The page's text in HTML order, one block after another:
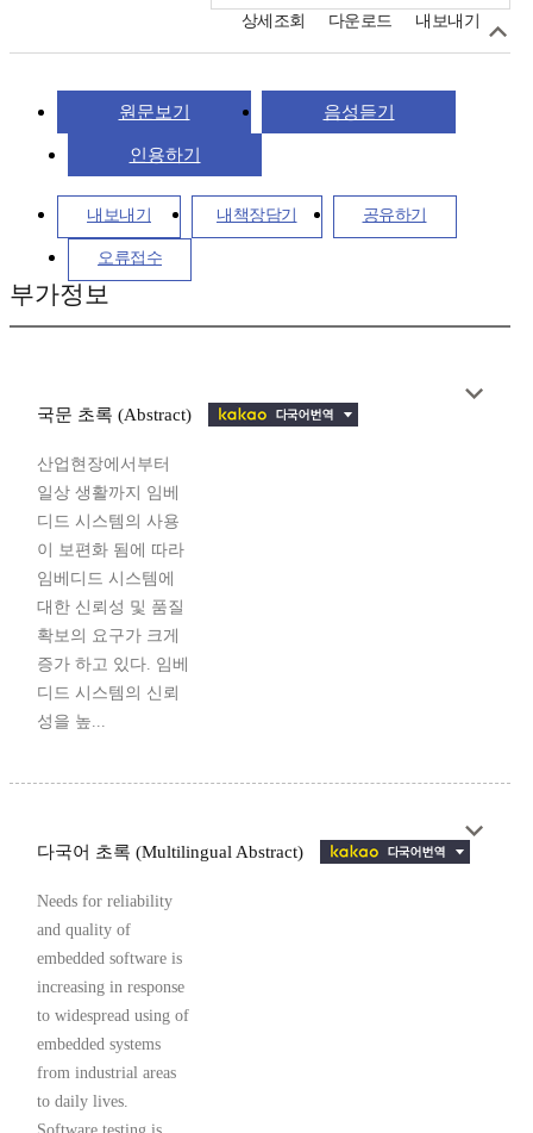
상세조회 다운로드 내보내기
원문보기 음성듣기
인용하기
내보내기 내책장담기 공유하기
오류접수
부가정보
국문 초록 (Abstract)
산업현장에서부터
일상 생활까지 임베
디드 시스템의 사용
이 보편화 됨에 따라
임베디드 시스템에
대한 신뢰성 및 품질
확보의 요구가 크게
증가 하고 있다. 임베
디드 시스템의 신뢰
성을 높...
다국어 초록 (Multilingual Abstract)
Needs for reliability
and quality of
embedded software is
increasing in response
to widespread using of
embedded systems
from industrial areas
to daily lives.